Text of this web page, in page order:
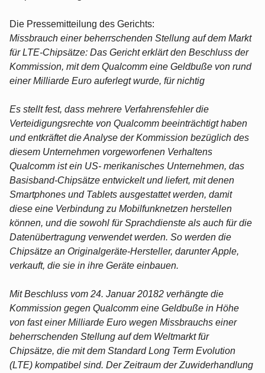
Die Pressemitteilung des Gerichts:
Missbrauch einer beherrschenden Stellung auf dem Markt
für LTE-Chipsätze: Das Gericht erklärt den Beschluss der
Kommission, mit dem Qualcomm eine Geldbuße von rund
einer Milliarde Euro auferlegt wurde, für nichtig
Es stellt fest, dass mehrere Verfahrensfehler die
Verteidigungsrechte von Qualcomm beeinträchtigt haben
und entkräftet die Analyse der Kommission bezüglich des
diesem Unternehmen vorgeworfenen Verhaltens
Qualcomm ist ein US- merikanisches Unternehmen, das
Basisband-Chipsätze entwickelt und liefert, mit denen
Smartphones und Tablets ausgestattet werden, damit
diese eine Verbindung zu Mobilfunknetzen herstellen
können, und die sowohl für Sprachdienste als auch für die
Datenübertragung verwendet werden. So werden die
Chipsätze an Originalgeräte-Hersteller, darunter Apple,
verkauft, die sie in ihre Geräte einbauen.
Mit Beschluss vom 24. Januar 20182 verhängte die
Kommission gegen Qualcomm eine Geldbuße in Höhe
von fast einer Milliarde Euro wegen Missbrauchs einer
beherrschenden Stellung auf dem Weltmarkt für
Chipsätze, die mit dem Standard Long Term Evolution
(LTE) kompatibel sind. Der Zeitraum der Zuwiderhandlung